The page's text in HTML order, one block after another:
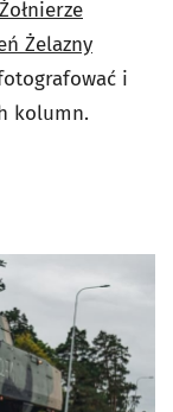
Żołnierze
Żelazny
i
kolumn.